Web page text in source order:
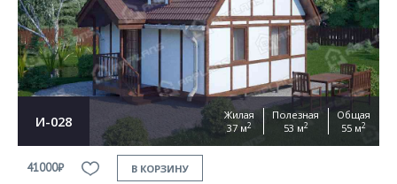
И-028
Жилая
37 м2
Полезная
53 м2
Общая
55 м2
41000₽ В КОРЗИНУ